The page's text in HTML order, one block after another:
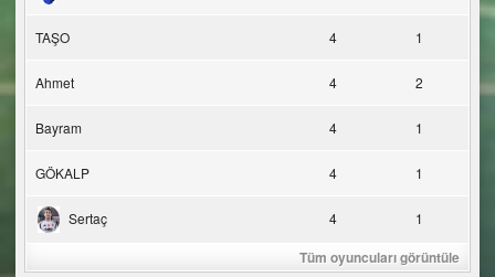
TAŞO 4 1
Ahmet 4 2
Bayram 4 1
GÖKALP 4 1
Sertaç 4 1
Tüm oyuncuları görüntüle